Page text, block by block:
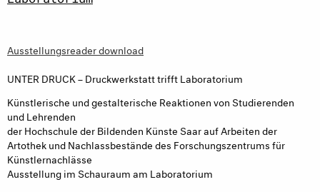
Ausstellungsreader download
UNTER DRUCK – Druckwerkstatt trifft Laboratorium
Künstlerische und gestalterische Reaktionen von Studierenden
und Lehrenden
der Hochschule der Bildenden Künste Saar auf Arbeiten der
Artothek und Nachlassbestände des Forschungszentrums für
Künstlernachlässe
Ausstellung im Schauraum am Laboratorium